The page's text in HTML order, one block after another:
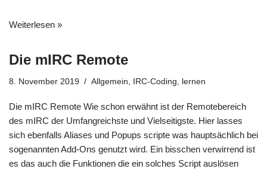
Weiterlesen »
Die mIRC Remote
8. November 2019 Allgemein, IRC-Coding, lernen
Die mIRC Remote Wie schon erwähnt ist der Remotebereich
des mIRC der Umfangreichste und Vielseitigste. Hier lasses
sich ebenfalls Aliases und Popups scripte was hauptsächlich bei
sogenannten Add-Ons genutzt wird. Ein bisschen verwirrend ist
es das auch die Funktionen die ein solches Script auslösen